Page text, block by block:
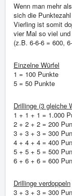
Wenn man mehr
sich die
Vierling ist somit
vier Mal so viel
(z.B. 6-6-6 = 600,
Einzelne Würfel
1 = 100 Punkte
5 = 50 Punkte
Drillinge (3 gleiche
1 + 1 + 1 = 1.000
2 + 2 + 2 = 200
3 + 3 + 3 = 300
4 + 4 + 4 = 400
5 + 5 + 5 = 500
6 + 6 + 6 = 600
Drillinge verdoppeln
3 + 3 + 3 = 300